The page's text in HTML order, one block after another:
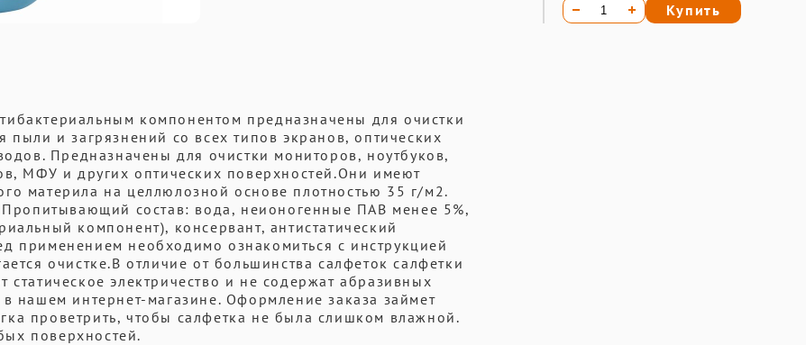
компонентом предназначены для очистки
и загрязнений со всех типов экранов, оптических
Предназначены для очистки мониторов, ноутбуков,
МФУ и других оптических поверхностей.Они имеют
материла на целлюлозной основе плотностью 35 г/м2.
состав: вода, неионогенные ПАВ менее 5%,
компонент), консервант, антистатический
применением необходимо ознакомиться с инструкцией
очистке.В отличие от большинства салфеток салфетки
статическое электричество и не содержат абразивных
нашем интернет-магазине. Оформление заказа займет
проветрить, чтобы салфетка не была слишком влажной.
поверхностей.
Купить